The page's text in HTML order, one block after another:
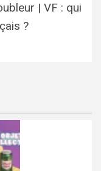
| VF : qui
?